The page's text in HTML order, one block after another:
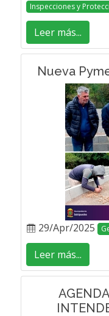
Inspecciones y
Leer más...
Nueva
29/Apr/2025
Leer más...